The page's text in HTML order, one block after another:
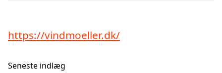
https://vindmoeller.dk/
Seneste indlæg